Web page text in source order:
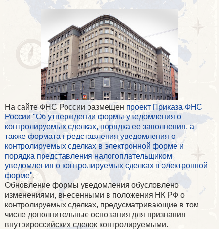
На сайте ФНС России размещен проект Приказа ФНС
России "Об утверждении формы уведомления о
контролируемых сделках, порядка ее заполнения, а
также формата представления уведомления о
контролируемых сделках в электронной форме и
порядка представления налогоплательщиком
уведомления о контролируемых сделках в электронной
форме".
Обновление формы уведомления обусловлено
изменениями, внесенными в положения НК РФ о
контролируемых сделках, предусматривающие в том
числе дополнительные основания для признания
внутрироссийских сделок контролируемыми.